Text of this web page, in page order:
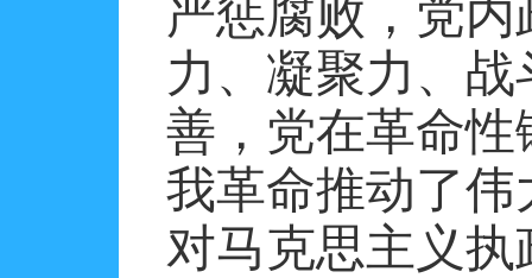
严惩腐败，党
力、凝聚力、
善，党在革命
我革命推动了
对马克思主义